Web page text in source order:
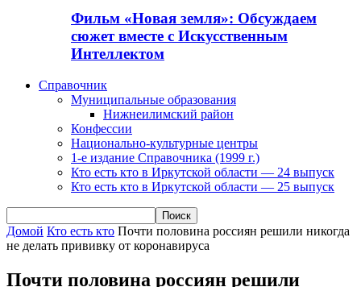
Фильм «Новая земля»: Обсуждаем
сюжет вместе с Искусственным
Интеллектом
Справочник
Муниципальные образования
Нижнеилимский район
Конфессии
Национально-культурные центры
1-е издание Справочника (1999 г.)
Кто есть кто в Иркутской области — 24 выпуск
Кто есть кто в Иркутской области — 25 выпуск
Домой Кто есть кто Почти половина россиян решили никогда
не делать прививку от коронавируса
Почти половина россиян решили